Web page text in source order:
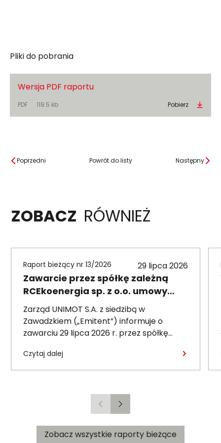
Pliki do pobrania
Wersja PDF raportu
PDF 119.5 kb Pobierz
Poprzedni Powrót do listy Następny
ZOBACZ RÓWNIEŻ
Raport bieżący nr 13/2026 29 lipca 2026
Zawarcie przez spółkę zależną
RCEkoenergia sp. z o.o. umowy
wieloletniej na sprzedaż ciepła do
miasta Czechowice-Dziedzice
Zarząd UNIMOT S.A. z siedzibą w
Zawadzkiem („Emitent”) informuje o
zawarciu 29 lipca 2026 r. przez spółkę
wieloletniej umowy sprzedaży ciepła z
Przedsiębiorstwem Inżynierii Miejskiej sp. z
Dziedzicach („PIM”), dotyczącej sprzedaży
ciepła do miasta Czechowice-Dziedzice
przez RCE („Umowa”).
Czytaj dalej
PoprzedniNastępny
Zobacz wszystkie raporty bieżące